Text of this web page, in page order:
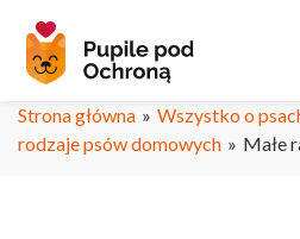
Strona główna » Wszystko o
rodzaje psów domowych » Małe